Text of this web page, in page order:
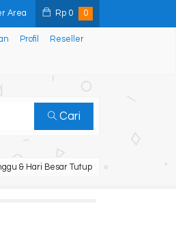
Area Rp 0 0
Profil Reseller
Cari
& Hari Besar Tutup